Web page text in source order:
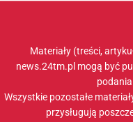
Materiały (treści,
news.24tm.pl mogą być
Wszystkie pozostałe
przysługują